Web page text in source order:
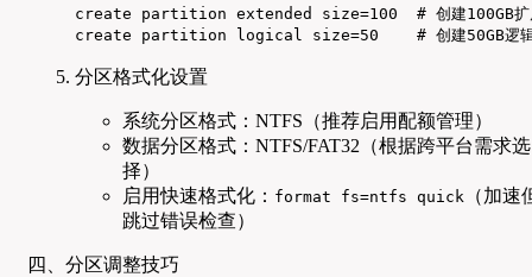
create partition extended size=100  # 创建100GB扩
create partition logical size=50    # 创建50GB逻辑
分区格式化设置
系统分区格式：NTFS（推荐启用配额管理）
数据分区格式：NTFS/FAT32（根据跨平台需求选
择）
启用快速格式化： format fs=ntfs quick （加速
跳过错误检查）
四、分区调整技巧